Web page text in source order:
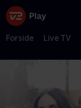
Forside Live TV